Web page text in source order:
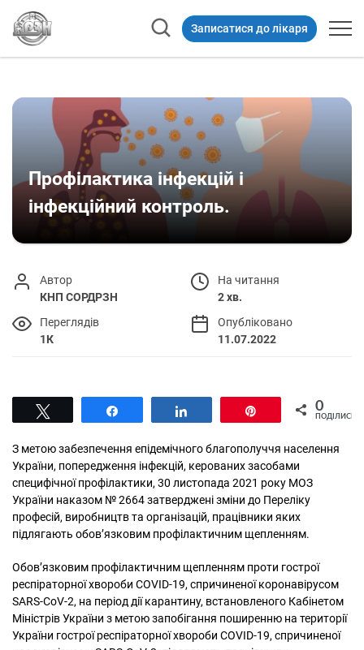
Записатися до лікаря
Профілактика інфекцій і
інфекційний контроль.
Автор
КНП СОРДРЗН
На читання
2 хв.
Переглядів
1К
Опубліковано
11.07.2022
Поділитися Поділитися 0
ПОДІЛИСЬ
З метою забезпечення епідемічного благополуччя населення
України, попередження інфекцій, керованих засобами
специфічної профілактики, 30 листопада 2021 року МОЗ
України наказом № 2664 затверджені зміни до Переліку
професій, виробництв та організацій, працівники яких
підлягають обов’язковим профілактичним щепленням.
Обов’язковим профілактичним щепленням проти гострої
респіраторної хвороби COVID-19, спричиненої коронавірусом
SARS-CoV-2, на період дії карантину, встановленого Кабінетом
Міністрів України з метою запобігання поширенню на території
України гострої респіраторної хвороби COVID-19, спричиненої